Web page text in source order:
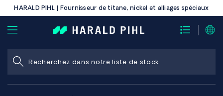
HARALD PIHL | Fournisseur de titane, nickel et alliages spéciaux